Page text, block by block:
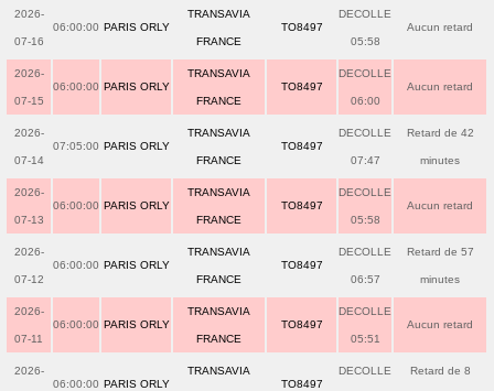
2026-
07-16
06:00:00 PARIS ORLY
TRANSAVIA
FRANCE
TO8497
DECOLLE
05:58
Aucun retard
2026-
07-15
06:00:00 PARIS ORLY
TRANSAVIA
FRANCE
TO8497
DECOLLE
06:00
Aucun retard
2026-
07-14
07:05:00 PARIS ORLY
TRANSAVIA
FRANCE
TO8497
DECOLLE
07:47
Retard de 42
minutes
2026-
07-13
06:00:00 PARIS ORLY
TRANSAVIA
FRANCE
TO8497
DECOLLE
05:58
Aucun retard
2026-
07-12
06:00:00 PARIS ORLY
TRANSAVIA
FRANCE
TO8497
DECOLLE
06:57
Retard de 57
minutes
2026-
07-11
06:00:00 PARIS ORLY
TRANSAVIA
FRANCE
TO8497
DECOLLE
05:51
Aucun retard
2026-
06:00:00 PARIS ORLY
TRANSAVIA
TO8497
DECOLLE Retard de 8